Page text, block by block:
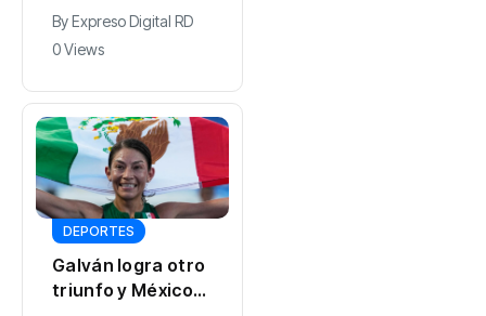
obras
estratégicas en la
frontera norte
para fortalecer la
seguridad y el
desarrollo
ByExpreso Digital RD
0 Views
DEPORTES
Galván logra otro
triunfo y México